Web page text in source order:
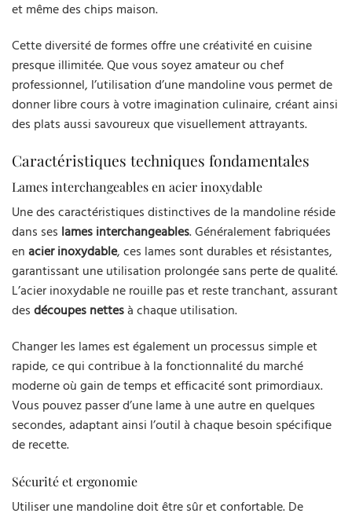
et même des chips maison.
Cette diversité de formes offre une créativité en cuisine
presque illimitée. Que vous soyez amateur ou chef
professionnel, l’utilisation d’une mandoline vous permet de
donner libre cours à votre imagination culinaire, créant ainsi
des plats aussi savoureux que visuellement attrayants.
Caractéristiques techniques fondamentales
Lames interchangeables en acier inoxydable
Une des caractéristiques distinctives de la mandoline réside
dans ses lames interchangeables. Généralement fabriquées
en acier inoxydable, ces lames sont durables et résistantes,
garantissant une utilisation prolongée sans perte de qualité.
L’acier inoxydable ne rouille pas et reste tranchant, assurant
des découpes nettesà chaque utilisation.
Changer les lames est également un processus simple et
rapide, ce qui contribue à la fonctionnalité du marché
moderne où gain de temps et efficacité sont primordiaux.
Vous pouvez passer d’une lame à une autre en quelques
secondes, adaptant ainsi l’outil à chaque besoin spécifique
de recette.
Sécurité et ergonomie
Utiliser une mandoline doit être sûr et confortable. De